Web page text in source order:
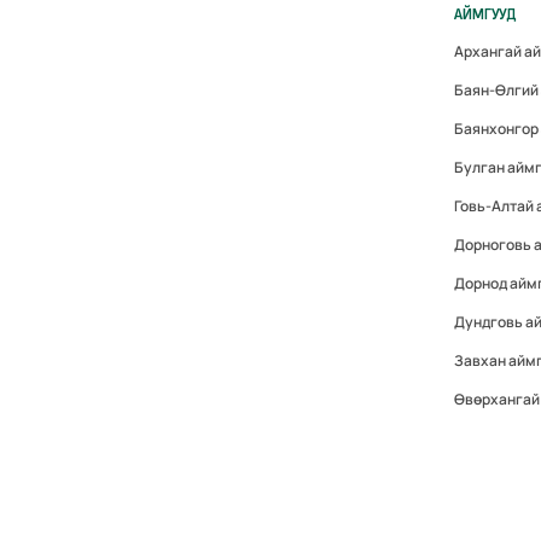
АЙМГУУД
Архангай
Баян-
Булган
Говь-
Дорноговь
Дорнод
Дундговь
Завхан